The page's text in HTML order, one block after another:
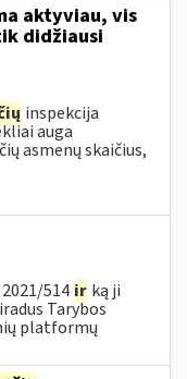
aktyviau, vis
didžiausi
inspekcija
auga
asmenų skaičius,
514 ir ką ji
Tarybos
platformų